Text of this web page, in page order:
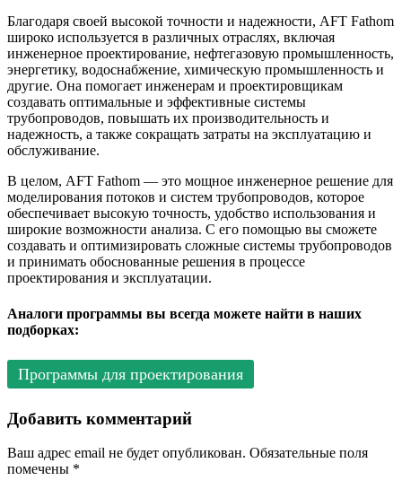
Благодаря своей высокой точности и надежности, AFT Fathom
широко используется в различных отраслях, включая
инженерное проектирование, нефтегазовую промышленность,
энергетику, водоснабжение, химическую промышленность и
другие. Она помогает инженерам и проектировщикам
создавать оптимальные и эффективные системы
трубопроводов, повышать их производительность и
надежность, а также сокращать затраты на эксплуатацию и
обслуживание.
В целом, AFT Fathom — это мощное инженерное решение для
моделирования потоков и систем трубопроводов, которое
обеспечивает высокую точность, удобство использования и
широкие возможности анализа. С его помощью вы сможете
создавать и оптимизировать сложные системы трубопроводов
и принимать обоснованные решения в процессе
проектирования и эксплуатации.
Аналоги программы вы всегда можете найти в наших
подборках:
Программы для проектирования
Добавить комментарий
Ваш адрес email не будет опубликован. Обязательные поля
помечены *